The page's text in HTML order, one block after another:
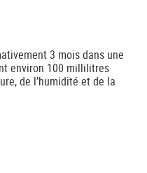
3 mois dans une
environ 100 millilitres
de l’humidité et de la